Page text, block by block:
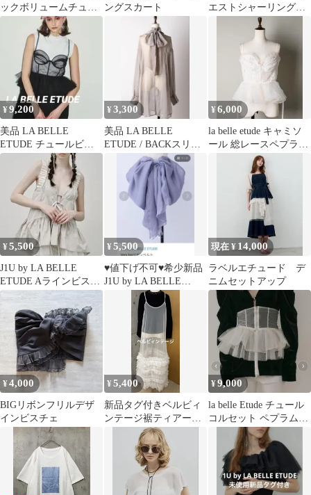
ックボリュームチュー
ルギャザートップス
ングスカート
エストシャーリングカ
ットソー ブラック
¥9,200
美品 LA BELLE
ETUDE チュールビス
チェ ブラック
¥3,300
美品 LA BELLE
ETUDE / BACKスリッ
トリボンシアーブラウ
¥6,000
la belle etude キャミソ
ール 総レースペプラム
¥5,500
J1U by LA BELLE
ETUDE Aラインビスチ
ェチュニック・キャミ
¥5,500
♥値下げ不可♥希少新品
J1U by LA BELLE
ETUDEリボンベルト紫
現在 ¥ 14,000
ラベルエチュード デ
ニムセットアップ
¥4,000
BIGリボンフリルデザ
インビスチェ
¥5,400
新品タグ付きベルビィ
ンテージ裾ティアード
シアーキャミワンピー
¥9,000
la belle Etude チュール
コルセット ペプラムベ